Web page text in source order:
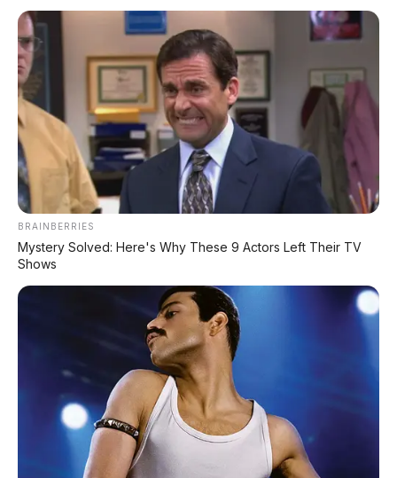
⚡ Xpeng GX: SUV Full-Size Premium
dengan AI Turing & Range 1.585 Km
⚡ Xpeng MONA L03: SUV Listrik Global
dengan AI 1.500 TOPS Siap Masuk
Indonesia?
⚡ Harga BBM 1 Agustus 2026: Bensin
Turun Rp1.000, Solar Naik Rp570
PROMO TERBATAS!
MILIKI MOBIL IMPIAN
KREDIT MOBIL
TANPA DP
BRAINBERRIES
Mystery Solved: Here's Why These 9 Actors Left Their TV
Shows